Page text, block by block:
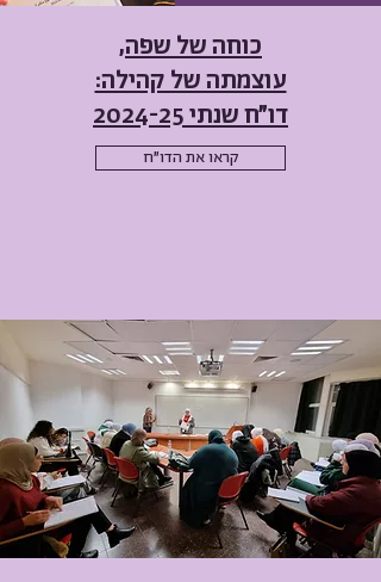
כוחה של שפה,
עוצמתה של קהילה:
דו"ח שנתי 2024-25
קראו את הדו"ח